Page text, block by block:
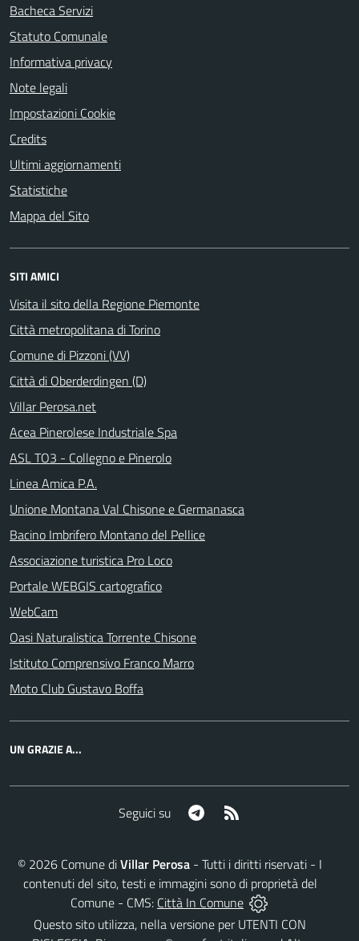
Bacheca Servizi
Statuto Comunale
Informativa privacy
Note legali
Impostazioni Cookie
Credits
Ultimi aggiornamenti
Statistiche
Mappa del Sito
SITI AMICI
Visita il sito della Regione Piemonte
Città metropolitana di Torino
Comune di Pizzoni (VV)
Città di Oberderdingen (D)
Villar Perosa.net
Acea Pinerolese Industriale Spa
ASL TO3 - Collegno e Pinerolo
Linea Amica P.A.
Unione Montana Val Chisone e Germanasca
Bacino Imbrifero Montano del Pellice
Associazione turistica Pro Loco
Portale WEBGIS cartografico
WebCam
Oasi Naturalistica Torrente Chisone
Istituto Comprensivo Franco Marro
Moto Club Gustavo Boffa
UN GRAZIE A...
Seguici su Telegram
© 2026 Comune diVillar Perosa - Tutti i diritti riservati - I
contenuti del sito, testi e immagini sono di proprietà del
Comune - CMS: Città In Comune
Questo sito utilizza, nella versione per UTENTI CON